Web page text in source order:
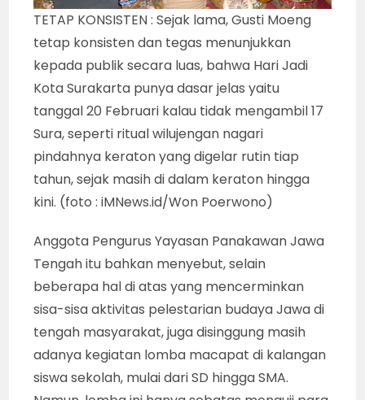
TETAP KONSISTEN : Sejak lama, Gusti Moeng
tetap konsisten dan tegas menunjukkan
kepada publik secara luas, bahwa Hari Jadi
Kota Surakarta punya dasar jelas yaitu
tanggal 20 Februari kalau tidak mengambil 17
Sura, seperti ritual wilujengan nagari
pindahnya keraton yang digelar rutin tiap
tahun, sejak masih di dalam keraton hingga
kini. (foto : iMNews.id/Won Poerwono)
Anggota Pengurus Yayasan Panakawan Jawa
Tengah itu bahkan menyebut, selain
beberapa hal di atas yang mencerminkan
sisa-sisa aktivitas pelestarian budaya Jawa di
tengah masyarakat, juga disinggung masih
adanya kegiatan lomba macapat di kalangan
siswa sekolah, mulai dari SD hingga SMA.